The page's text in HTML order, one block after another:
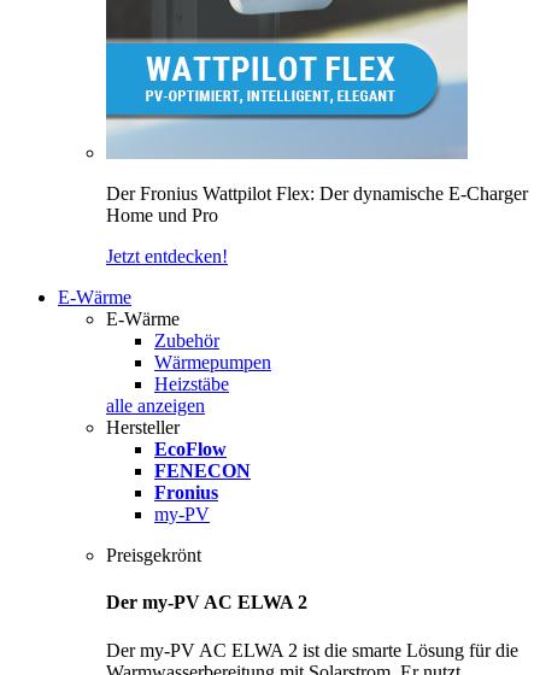
Der Fronius Wattpilot Flex: Der dynamische E-Charger
Home und Pro
Jetzt entdecken!
E-Wärme
E-Wärme
Zubehör
Wärmepumpen
Heizstäbe
alle anzeigen
Hersteller
EcoFlow
FENECON
Fronius
my-PV
Preisgekrönt
Der my-PV AC ELWA 2
Der my-PV AC ELWA 2 ist die smarte Lösung für die